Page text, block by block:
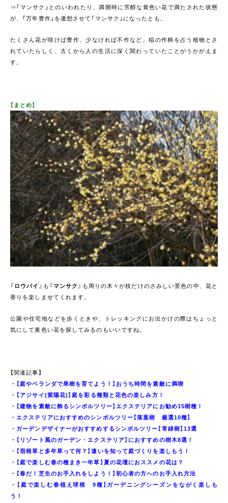
⇒「マンサク」とのいわれたり、満開時に芳醇な黄色い花で満たされた状態
が、「万年豊作」を連想させて「マンサク」になったとも。
たくさん花が咲けば豊作、少なければ不作など、稲の作柄を占う植物とさ
れていたらしく、古くから人の生活に深く関わっていたことがうかがえま
す。
【まとめ】
『 ロウバイ 』も『マンサク 』も周りの木々が枝だけのさみしい景色の中、花と
香りを楽しませてくれます。
公園や住宅地などを歩くときや、トレッキングにお出かけの際はちょっと
気にして黄色い花を探してみるのもいいですね。
【関連記事】
・
【庭やベランダで果樹を育てよう！】おうち時間を素敵に満喫
・
【アジサイ(紫陽花)】庭を彩る種類と花色の楽しみ方！
・
【建物を素敵に飾るシンボルツリー】エクステリアにお勧め15樹種！
・ エクステリアにおすすめのシンボルツリー【落葉樹 厳選10種】
・ ガーデンデザイナーがおすすめするシンボルツリー【常緑樹】13選
・
【リゾート風のガーデン・エクステリア】におすすめの樹木8選！
・
【宿根草と多年草って何？】違いを知って庭づくりを楽しもう！
・
【庭で楽しむ春の種まき一年草】夏の花壇におススメの花は？
・
【春だ！芝生のお手入れをしよう！】初心者の方へのお手入れ方法
・
【庭で楽しむ春植え球根 9種】ガーデニングシーズンをながく楽しも
う！